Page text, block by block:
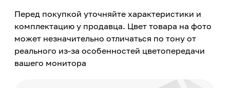
Грязеотталкивающие свойства, Защита от
плесени и грибка
Цвет заявленный производителем
Темно-серый
Номер цвета
Перед покупкой уточняйте характеристики и
комплектацию у продавца. Цвет товара на фото
может незначительно отличаться по тону от
реального из-за особенностей цветопередачи
вашего монитора